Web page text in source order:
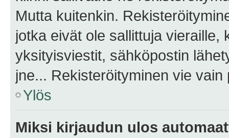
Mutta kuitenkin.
jotka eivät ole sallittuja vieraille,
yksityisviestit, sähköpostin
jne... Rekisteröityminen vie
Ylös
Miksi kirjaudun ulos